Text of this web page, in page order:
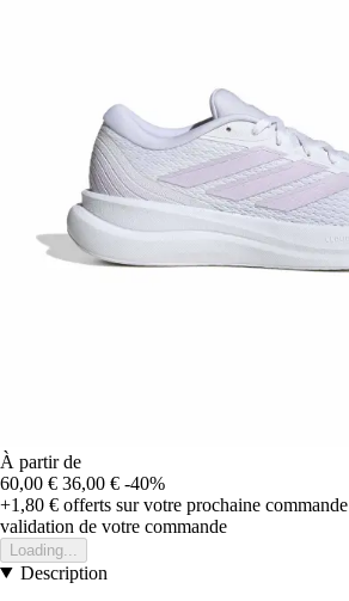
À partir de
60,00 € 36,00 € -40%
+1,80 € offerts sur votre prochaine commande
validation de votre commande
Loading...
Description